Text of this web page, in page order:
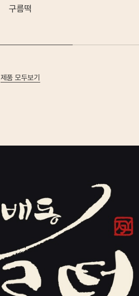
약식
제품 모두보기